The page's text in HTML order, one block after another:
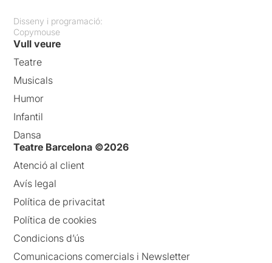
Disseny i programació:
Copymouse
Vull veure
Teatre
Musicals
Humor
Infantil
Dansa
Teatre Barcelona ©2026
Atenció al client
Avís legal
Política de privacitat
Política de cookies
Condicions d’ús
Comunicacions comercials i Newsletter